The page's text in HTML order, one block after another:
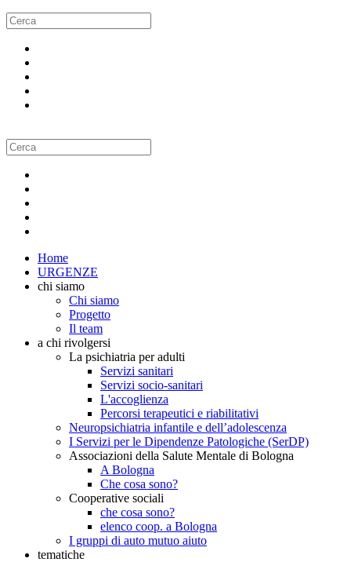
Home
URGENZE
chi siamo
Chi siamo
Progetto
Il team
a chi rivolgersi
La psichiatria per adulti
Servizi sanitari
Servizi socio-sanitari
L'accoglienza
Percorsi terapeutici e riabilitativi
Neuropsichiatria infantile e dell’adolescenza
I Servizi per le Dipendenze Patologiche (SerDP)
Associazioni della Salute Mentale di Bologna
A Bologna
Che cosa sono?
Cooperative sociali
che cosa sono?
elenco coop. a Bologna
I gruppi di auto mutuo aiuto
tematiche